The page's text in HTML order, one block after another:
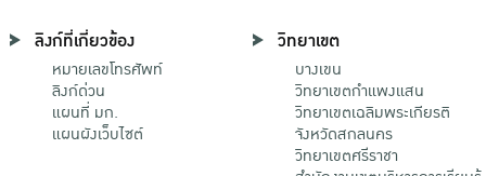
ลิงก์ที่เกี่ยวข้อง
หมายเลขโทรศัพท์
ลิงก์ด่วน
แผนที่ มก.
แผนผังเว็บไซต์
วิทยาเขต
บางเขน
วิทยาเขตกําแพงแสน
วิทยาเขตเฉลิมพระเกียรติ
จังหวัดสกลนคร
วิทยาเขตศรีราชา